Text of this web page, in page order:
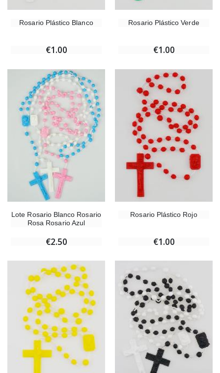
Rosario Plástico Blanco
€1.00
Rosario Plástico Verde
€1.00
Lote Rosario Blanco Rosario
Rosa Rosario Azul
€2.50
Rosario Plástico Rojo
€1.00